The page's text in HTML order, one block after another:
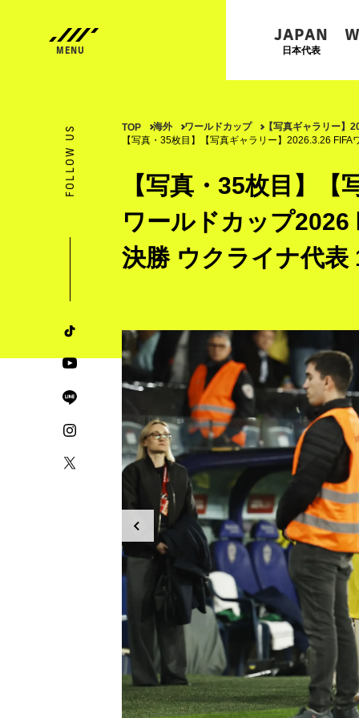
JAPAN
日本代表
FOLLOW US TOP 海外 ワールドカップ
【写真ギャラリー】
【写真・35枚目】【写真ギャラリー】2026.3.26
【写真・35枚目】
ワールドカップ
決勝 ウクライナ代表